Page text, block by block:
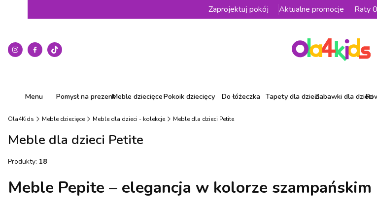
Zaprojektuj pokój Aktualne promocje Raty
Menu Pomysł na prezentMeble dziecięcePokoik dziecięcy Do łóżeczka Tapety dla dzieciZabawki dla dzieci
Ola4Kids Meble dziecięce Meble dla dzieci - kolekcje Meble dla dzieci Petite
Meble dla dzieci Petite
Produkty: 18
Meble Pepite – elegancja w kolorze szampańskim